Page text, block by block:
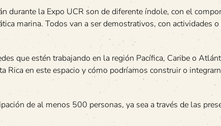
durante la Expo UCR son de diferente índole, con el
marina. Todos van a ser demostrativos, con actividades
que estén trabajando en la región Pacífica, Caribe o
Rica en este espacio y cómo podríamos construir o
de al menos 500 personas, ya sea a través de las